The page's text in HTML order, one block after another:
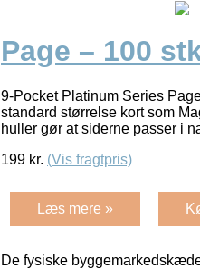
Page – 100
9-Pocket Platinum Series
standard størrelse kort som
huller gør at siderne passer i
199 kr. (Vis fragtpris)
Læs mere »
De fysiske